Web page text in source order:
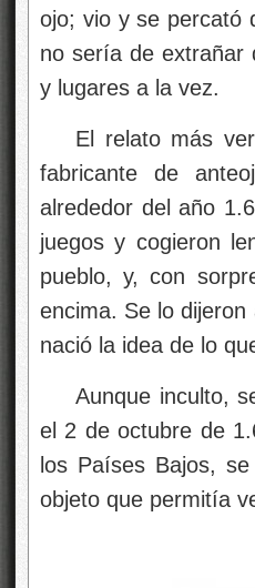
ojo; vio y se percató
no sería de extrañar
y lugares a la vez.
El relato más
fabricante de
alrededor del año
juegos y cogieron
pueblo, y, con
encima. Se lo
nació la idea de lo
Aunque inculto,
el 2 de octubre de
los Países Bajos,
objeto que permitía